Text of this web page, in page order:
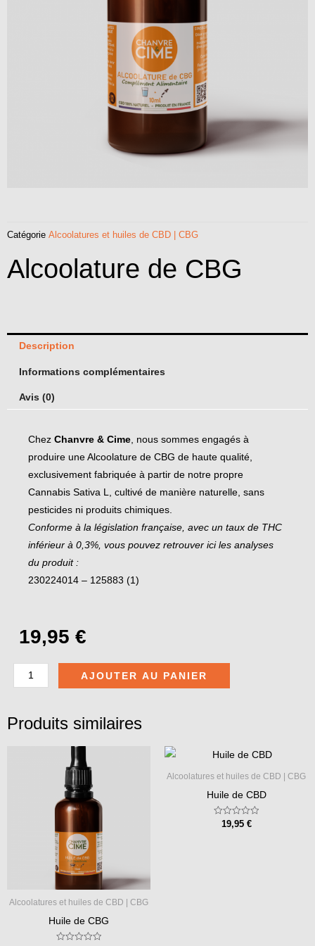
Catégorie Alcoolatures et huiles de CBD | CBG
Alcoolature de CBG
Description
Informations complémentaires
Avis (0)
Chez Chanvre & Cime, nous sommes engagés à
produire une Alcoolature de CBG de haute qualité,
exclusivement fabriquée à partir de notre propre
Cannabis Sativa L, cultivé de manière naturelle, sans
pesticides ni produits chimiques.
Conforme à la législation française, avec un taux de THC
inférieur à 0,3%, vous pouvez retrouver ici les analyses
du produit :
230224014 – 125883 (1)
19,95€
quantité
Alcoolature
AJOUTER AU PANIER
Produits similaires
Alcoolatures et huiles de CBD | CBG
Huile de CBG
Alcoolatures et huiles de CBD | CBG
Huile de CBD
Note
19,95 €